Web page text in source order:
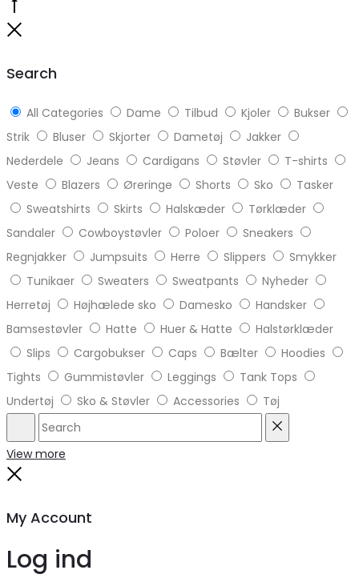
Search
All Categories Dame Tilbud Kjoler
Bukser
Strik
Bluser Skjorter Dametøj
Jakker
Nederdele
Jeans Cardigans Støvler
T-shirts
Veste
Blazers Øreringe Shorts Sko
Tasker
Sweatshirts
Skirts Halskæder
Tørklæder
Sandaler
Cowboystøvler Poloer
Sneakers
Regnjakker
Jumpsuits Herre Slippers
Smykker
Tunikaer
Sweaters Sweatpants
Nyheder
Herretøj
Højhælede sko Damesko
Handsker
Bamsestøvler
Hatte Huer & Hatte
Halstørklæder
Slips
Cargobukser Caps Bælter
Hoodies
Tights
Gummistøvler Leggings
Tank Tops
Undertøj
Sko & Støvler Accessories Tøj
Search
View more
My Account
Log ind